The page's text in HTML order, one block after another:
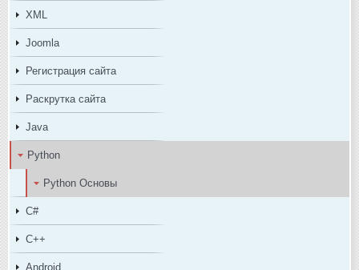
XML
Joomla
Регистрация сайта
Раскрутка сайта
Java
Python
Python Основы
C#
C++
Android